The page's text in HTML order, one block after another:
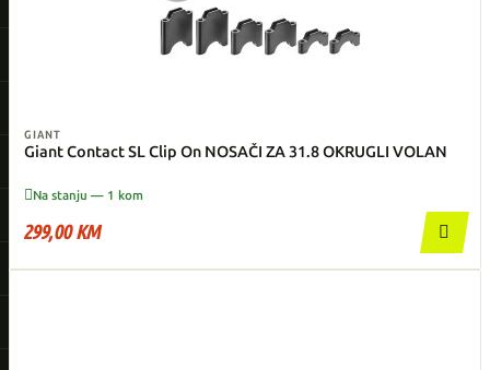
GIANT
Giant Contact SL Clip On NOSAČI ZA 31.8 OKRUGLI VOLAN
Na stanju — 1 kom
299,00 KM 